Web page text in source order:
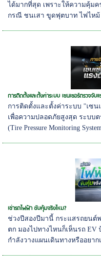
ได้มากที่สุด เพราะให้ความคุ้ม
กรณี ชนเสา ขูดฟุตบาท ไฟไหม้
การติดตั้งและตั้งค่าระบบ เซนเซอร์ตรวจจับ
การติดตั้งและตั้งค่าระบบ "เซน
เพื่อความปลอดภัยสูงสุด ระบบ
(Tire Pressure Monitoring
เช่ารถไฟฟ้า ขับคุ้มจริงไหม?
ช่วงปีสองปีมานี้ กระแสรถยนต์
ตก มองไปทางไหนก็เห็นรถ
กำลังวางแผนเดินทางหรืออยา